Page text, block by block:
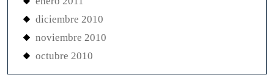
diciembre 2010
noviembre 2010
octubre 2010